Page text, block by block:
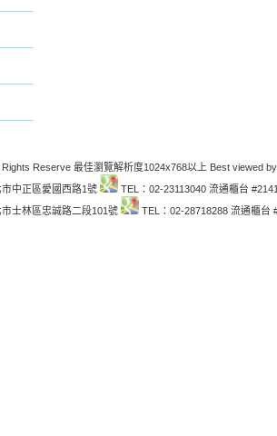
Reserve 最佳瀏覽解析度1024x768以上 Best viewed
中正區愛國西路1號
TEL：02-23113040 流通櫃台
士林區忠誠路二段101號
TEL：02-28718288 流通櫃台